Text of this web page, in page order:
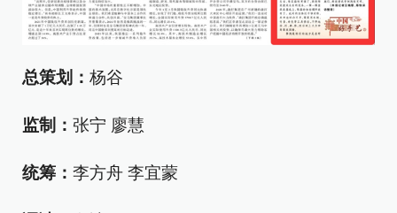
总策划： 杨谷
监制： 张宁 廖慧
统筹： 李方舟 李宜蒙